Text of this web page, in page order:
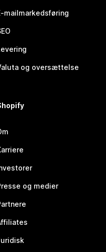
mailmarkedsføring
og oversættelse
og medier